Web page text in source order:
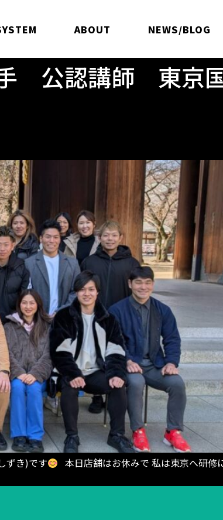
ABOUT NEWS/BLOG
公認講師 東京
ずき)です
本日店舗はお休みで 私は東京へ研修